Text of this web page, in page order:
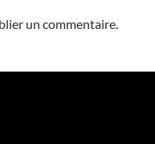
un commentaire.